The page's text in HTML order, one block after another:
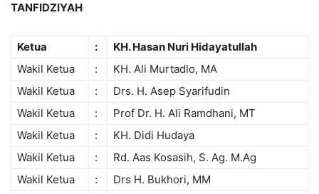
TANFIDZIYAH
Ketua :
KH. Hasan Nuri Hidayatullah
Wakil Ketua
:
KH. Ali Murtadlo, MA
Wakil Ketua
:
Drs. H. Asep Syarifudin
Wakil Ketua
:
Prof Dr. H. Ali Ramdhani, MT
Wakil Ketua
:
KH. Didi Hudaya
Wakil Ketua
:
Rd. Aas Kosasih, S. Ag. M.Ag
Wakil Ketua
:
Drs H. Bukhori, MM